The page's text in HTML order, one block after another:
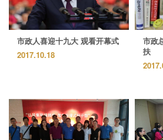
市政人喜迎十九大 观看开幕式
2017.10.18
市政
扶